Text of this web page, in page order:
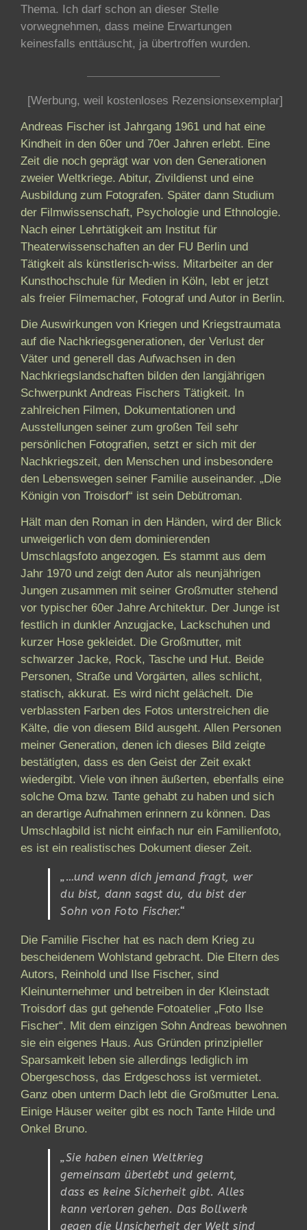
Thema. Ich darf schon an dieser Stelle
vorwegnehmen, dass meine Erwartungen
keinesfalls enttäuscht, ja übertroffen wurden.
[Werbung, weil kostenloses Rezensionsexemplar]
Andreas Fischer ist Jahrgang 1961 und hat eine
Kindheit in den 60er und 70er Jahren erlebt. Eine
Zeit die noch geprägt war von den Generationen
zweier Weltkriege. Abitur, Zivildienst und eine
Ausbildung zum Fotografen. Später dann Studium
der Filmwissenschaft, Psychologie und Ethnologie.
Nach einer Lehrtätigkeit am Institut für
Theaterwissenschaften an der FU Berlin und
Tätigkeit als künstlerisch-wiss. Mitarbeiter an der
Kunsthochschule für Medien in Köln, lebt er jetzt
als freier Filmemacher, Fotograf und Autor in Berlin.
Die Auswirkungen von Kriegen und Kriegstraumata
auf die Nachkriegsgenerationen, der Verlust der
Väter und generell das Aufwachsen in den
Nachkriegslandschaften bilden den langjährigen
Schwerpunkt Andreas Fischers Tätigkeit. In
zahlreichen Filmen, Dokumentationen und
Ausstellungen seiner zum großen Teil sehr
persönlichen Fotografien, setzt er sich mit der
Nachkriegszeit, den Menschen und insbesondere
den Lebenswegen seiner Familie auseinander. „Die
Königin von Troisdorf“ ist sein Debütroman.
Hält man den Roman in den Händen, wird der Blick
unweigerlich von dem dominierenden
Umschlagsfoto angezogen. Es stammt aus dem
Jahr 1970 und zeigt den Autor als neunjährigen
Jungen zusammen mit seiner Großmutter stehend
vor typischer 60er Jahre Architektur. Der Junge ist
festlich in dunkler Anzugjacke, Lackschuhen und
kurzer Hose gekleidet. Die Großmutter, mit
schwarzer Jacke, Rock, Tasche und Hut. Beide
Personen, Straße und Vorgärten, alles schlicht,
statisch, akkurat. Es wird nicht gelächelt. Die
verblassten Farben des Fotos unterstreichen die
Kälte, die von diesem Bild ausgeht. Allen Personen
meiner Generation, denen ich dieses Bild zeigte
bestätigten, dass es den Geist der Zeit exakt
wiedergibt. Viele von ihnen äußerten, ebenfalls eine
solche Oma bzw. Tante gehabt zu haben und sich
an derartige Aufnahmen erinnern zu können. Das
Umschlagbild ist nicht einfach nur ein Familienfoto,
es ist ein realistisches Dokument dieser Zeit.
„…und wenn dich jemand fragt, wer
du bist, dann sagst du, du bist der
Sohn von Foto Fischer.“
Die Familie Fischer hat es nach dem Krieg zu
bescheidenem Wohlstand gebracht. Die Eltern des
Autors, Reinhold und Ilse Fischer, sind
Kleinunternehmer und betreiben in der Kleinstadt
Troisdorf das gut gehende Fotoatelier „Foto Ilse
Fischer“. Mit dem einzigen Sohn Andreas bewohnen
sie ein eigenes Haus. Aus Gründen prinzipieller
Sparsamkeit leben sie allerdings lediglich im
Obergeschoss, das Erdgeschoss ist vermietet.
Ganz oben unterm Dach lebt die Großmutter Lena.
Einige Häuser weiter gibt es noch Tante Hilde und
Onkel Bruno.
„Sie haben einen Weltkrieg
gemeinsam überlebt und gelernt,
dass es keine Sicherheit gibt. Alles
kann verloren gehen. Das Bollwerk
gegen die Unsicherheit der Welt sind